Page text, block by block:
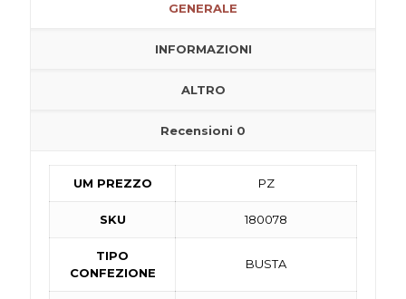
GENERALE
INFORMAZIONI
ALTRO
Recensioni 0
UM PREZZO PZ
SKU 180078
TIPO
CONFEZIONE
BUSTA